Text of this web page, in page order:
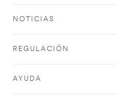
NOTICIAS
REGULACIÓN
AYUDA